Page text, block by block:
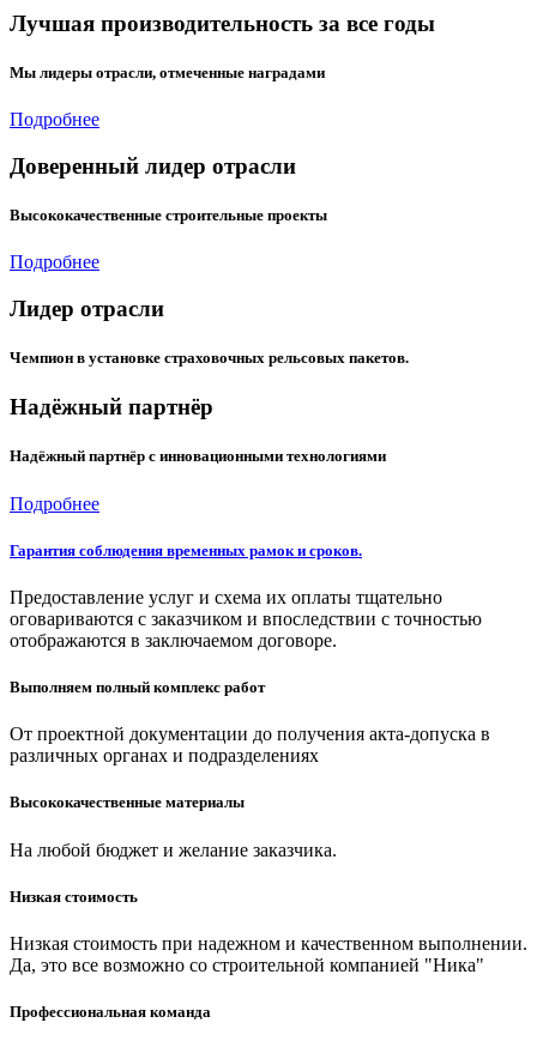
Лучшая производительность за все годы
Мы лидеры отрасли, отмеченные наградами
Подробнее
Доверенный лидер отрасли
Высококачественные строительные проекты
Подробнее
Лидер отрасли
Чемпион в установке страховочных рельсовых пакетов.
Надёжный партнёр
Надёжный партнёр с инновационными технологиями
Подробнее
Гарантия соблюдения временных рамок и сроков.
Предоставление услуг и схема их оплаты тщательно
оговариваются с заказчиком и впоследствии с точностью
отображаются в заключаемом договоре.
Выполняем полный комплекс работ
От проектной документации до получения акта-допуска в
различных органах и подразделениях
Высококачественные материалы
На любой бюджет и желание заказчика.
Низкая стоимость
Низкая стоимость при надежном и качественном выполнении.
Да, это все возможно со строительной компанией "Ника"
Профессиональная команда